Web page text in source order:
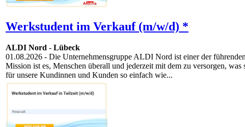
Werkstudent im Verkauf (m/w/d) *
ALDI Nord - Lübeck
01.08.2026 - Die Unternehmensgruppe ALDI Nord ist einer der
Mission ist es, Menschen überall und jederzeit mit dem zu versorgen,
für unsere Kundinnen und Kunden so einfach wie...